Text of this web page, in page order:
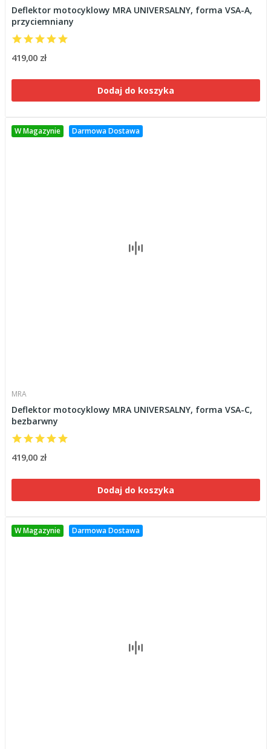
Deflektor motocyklowy MRA UNIVERSALNY, forma VSA-A,
przyciemniany
419,00 zł
Dodaj do koszyka
W Magazynie Darmowa Dostawa
MRA
Deflektor motocyklowy MRA UNIVERSALNY, forma VSA-C,
bezbarwny
419,00 zł
Dodaj do koszyka
W Magazynie Darmowa Dostawa